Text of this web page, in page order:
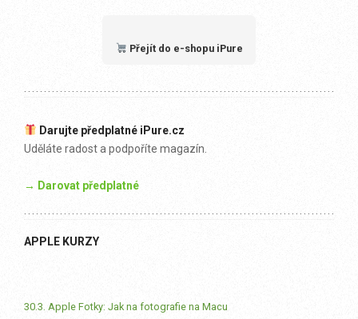
Přejít do e-shopu iPure
Darujte předplatné iPure.cz
Uděláte radost a podpoříte magazín.
→ Darovat předplatné
APPLE KURZY
30.3. Apple Fotky: Jak na fotografie na Macu